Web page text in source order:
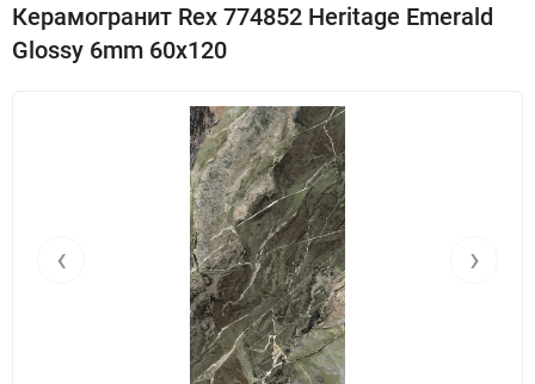
Керамогранит Rex 774852 Heritage Emerald
Glossy 6mm 60x120
‹ ›